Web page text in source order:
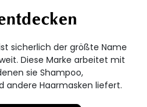
sicherlich der größte Name
Diese Marke arbeitet mit
sie Shampoo,
andere Haarmasken liefert.